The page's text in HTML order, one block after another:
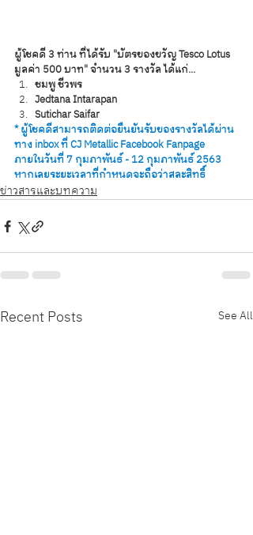
ผู้โชคดี 3 ท่าน ที่ได้รับ "บัตรของขวัญ Tesco Lotus
มูลค่า 500 บาท" จำนวน 3 รางวัล ได้แก่...
ชมพู ชีวพร
Jedtana Intarapan
Sutichar Saifar
* ผู้โชคดีสามารถติดต่อยืนยันรับของรางวัลได้ผ่าน
ทาง inbox ที่ CJ Metallic Facebook Fanpage
ภายในวันที่ 7 กุมภาพันธ์ - 12 กุมภาพันธ์ 2563
หากเลยระยะเวลาที่กำหนดจะถือว่าสละสิทธิ์
ข่าวสารและบทความ
Recent Posts See All